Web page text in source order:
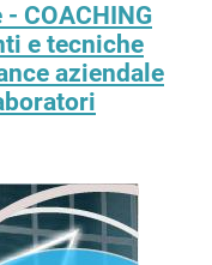
COACHING
e tecniche
aziendale